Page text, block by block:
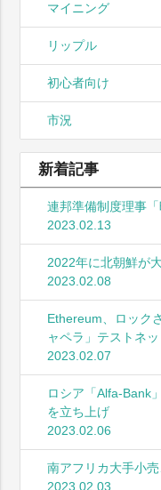
マイニング
リップル
初心者向け
市況
新着記事
連邦準備制度理事
2023.02.13
2022年に北朝鮮が
2023.02.08
Ethereum、ロック
ャペラ」テストネ
2023.02.07
ロシア「Alfa-Bank
を立ち上げ
2023.02.06
南アフリカ大手小
2023.02.03